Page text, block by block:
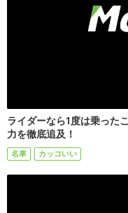
ライダーなら1度は乗った
力を徹底追及！
名車 カッコいい